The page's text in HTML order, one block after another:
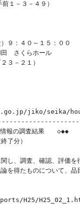
１－３－４９）
：４０～１５：００
さくらホール
２１）
jiko/seika/
報の調査結果　　◇◆◆
終了分）
し、調査、確認、評価を
を得たものについて、品